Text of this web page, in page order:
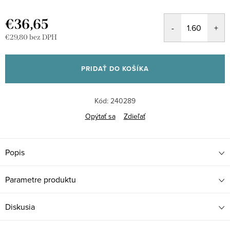
€36,65
€29,80 bez DPH
cena:
PRIDAŤ DO KOŠÍKA
Kód: 240289
Opýtať sa
Zdieľať
Popis
Parametre produktu
Diskusia